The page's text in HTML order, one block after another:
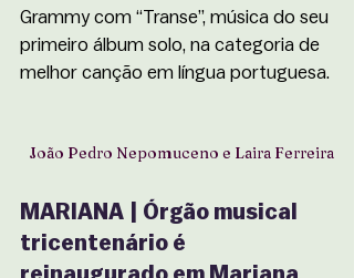
Grammy com “Transe”, música do seu
primeiro álbum solo, na categoria de
melhor canção em língua portuguesa.
João Pedro Nepomuceno e Laira Ferreira
MARIANA | Órgão musical
tricentenário é